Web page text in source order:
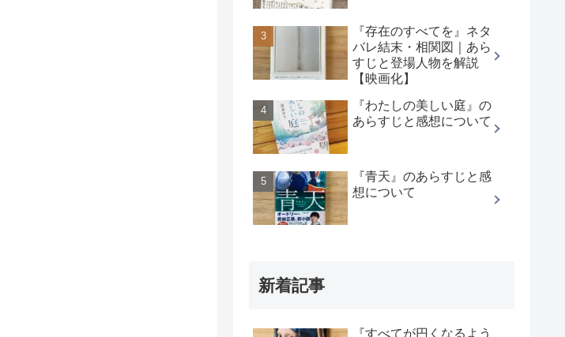
『存在のすべてを』ネタ
バレ結末・相関図｜あら
すじと登場人物を解説
【映画化】
『わたしの美しい庭』の
あらすじと感想について
『青天』のあらすじと感
想について
新着記事
『すべてが円くなるよう